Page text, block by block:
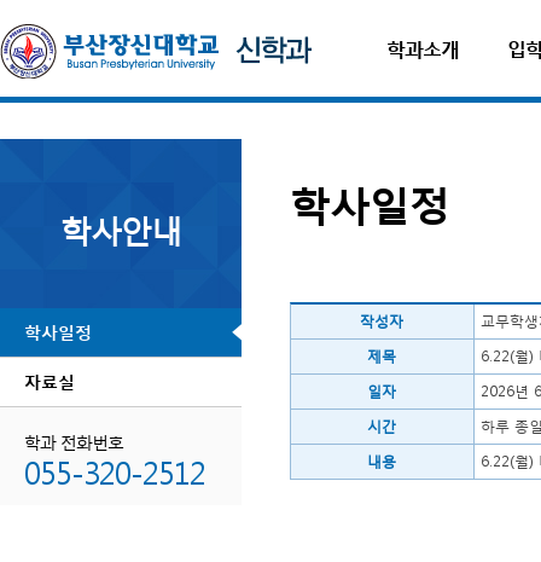
학과소개 입
학사안내
학사일정
자료실
학과 전화번호
055-320-2512
학사일정
작성자
교무학
제목
6.22(월)
일자
2026년
시간
하루 종
내용
6.22(월)